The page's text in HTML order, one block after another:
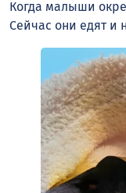
Когда малыши
Сейчас они едят и